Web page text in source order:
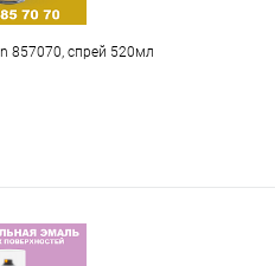
857070, спрей 520мл